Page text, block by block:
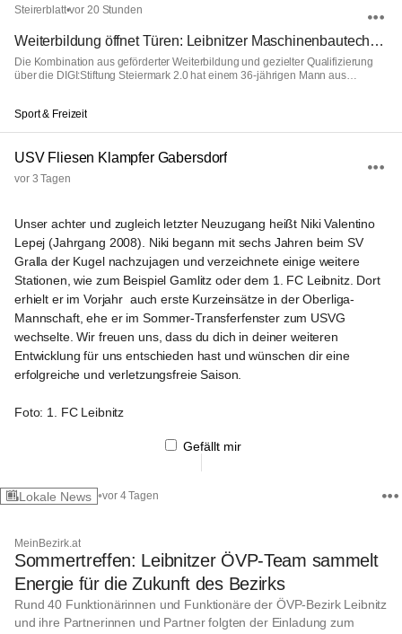
Steirerblatt•vor 20 Stunden
Weiterbildung öffnet Türen: Leibnitzer Maschinenbautechniker startet neue Karriere in der Digitalbranche — Steirerblatt
Die Kombination aus geförderter Weiterbildung und gezielter Qualifizierung
über die DIGI:Stiftung Steiermark 2.0 hat einem 36-jährigen Mann aus
Sport & Freizeit
USV Fliesen Klampfer Gabersdorf
vor 3 Tagen
Unser achter und zugleich letzter Neuzugang heißt Niki Valentino
Lepej (Jahrgang 2008). Niki begann mit sechs Jahren beim SV
Gralla der Kugel nachzujagen und verzeichnete einige weitere
Stationen, wie zum Beispiel Gamlitz oder dem 1. FC Leibnitz. Dort
erhielt er im Vorjahr  auch erste Kurzeinsätze in der Oberliga-
Mannschaft, ehe er im Sommer-Transferfenster zum USVG
wechselte. Wir freuen uns, dass du dich in deiner weiteren
Entwicklung für uns entschieden hast und wünschen dir eine
erfolgreiche und verletzungsfreie Saison.
Foto: 1. FC Leibnitz
Gefällt mir
Lokale News •vor 4 Tagen
MeinBezirk.at
Sommertreffen: Leibnitzer ÖVP-Team sammelt
Energie für die Zukunft des Bezirks
Rund 40 Funktionärinnen und Funktionäre der ÖVP-Bezirk Leibnitz
und ihre Partnerinnen und Partner folgten der Einladung zum